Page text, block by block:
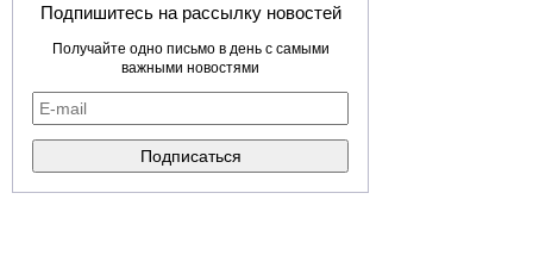
Подпишитесь на рассылку новостей
Получайте одно письмо в день с самыми
важными новостями